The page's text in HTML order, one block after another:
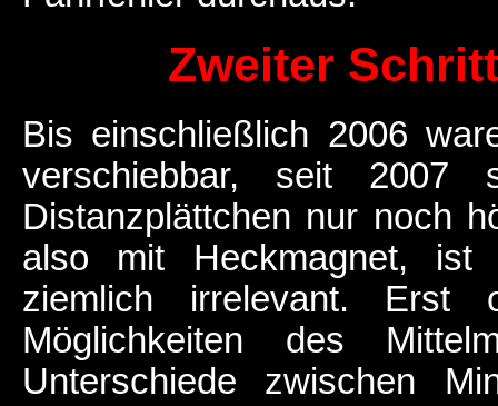
Zweiter
Bis einschließlich 2006
verschiebbar, seit 2007
Distanzplättchen nur noch
also mit Heckmagnet, ist
ziemlich irrelevant. Erst
Möglichkeiten des
Unterschiede zwischen